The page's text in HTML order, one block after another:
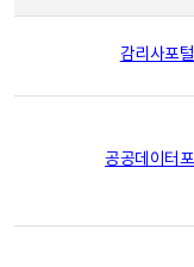
감리사포털
공공데이터